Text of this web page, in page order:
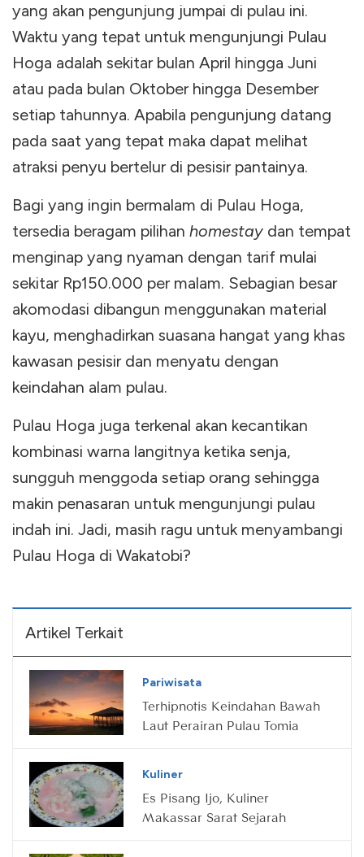
yang akan pengunjung jumpai di pulau ini.
Waktu yang tepat untuk mengunjungi Pulau
Hoga adalah sekitar bulan April hingga Juni
atau pada bulan Oktober hingga Desember
setiap tahunnya. Apabila pengunjung datang
pada saat yang tepat maka dapat melihat
atraksi penyu bertelur di pesisir pantainya.
Bagi yang ingin bermalam di Pulau Hoga,
tersedia beragam pilihan homestay dan tempat
menginap yang nyaman dengan tarif mulai
sekitar Rp150.000 per malam. Sebagian besar
akomodasi dibangun menggunakan material
kayu, menghadirkan suasana hangat yang khas
kawasan pesisir dan menyatu dengan
keindahan alam pulau.
Pulau Hoga juga terkenal akan kecantikan
kombinasi warna langitnya ketika senja,
sungguh menggoda setiap orang sehingga
makin penasaran untuk mengunjungi pulau
indah ini. Jadi, masih ragu untuk menyambangi
Pulau Hoga di Wakatobi?
Artikel Terkait
Pariwisata
Terhipnotis Keindahan Bawah
Laut Perairan Pulau Tomia
Kuliner
Es Pisang Ijo, Kuliner
Makassar Sarat Sejarah